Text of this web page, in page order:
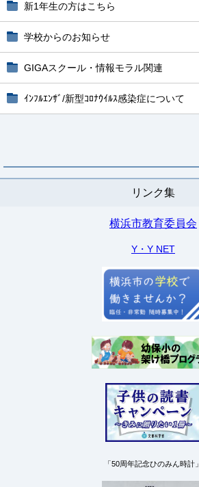
新1年生の方はこちら
学校からのお知らせ
GIGAスクール・情報モラル関連
ｲﾝﾌﾙｴﾝｻﾞ/新型ｺﾛﾅｳｲﾙｽ感染症について
リンク集
横浜市教育委員会
Y・Y NET
「50周年記念ひのみん時計」